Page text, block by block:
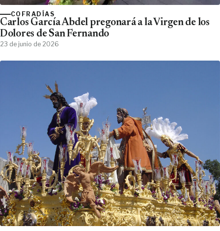
COFRADÍAS
Carlos García Abdel pregonará a la Virgen de los
Dolores de San Fernando
23 de junio de 2026